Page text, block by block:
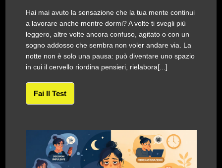
Hai mai avuto la sensazione che la tua mente continui
a lavorare anche mentre dormi? A volte ti svegli più
leggero, altre volte ancora confuso, agitato o con un
sogno addosso che sembra non voler andare via. La
notte non è solo una pausa: può diventare uno spazio
in cui il cervello riordina pensieri, rielabora[...]
Fai Il Test